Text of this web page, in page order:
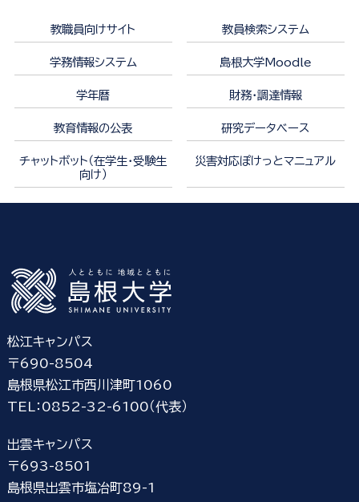
教職員向けサイト 教員検索システム
学務情報システム 島根大学Moodle
学年暦 財務・調達情報
教育情報の公表 研究データベース
チャットボット（在学生・受験生
向け）
災害対応ぽけっとマニュアル
松江キャンパス
〒690-8504
島根県松江市西川津町1060
TEL：0852-32-6100（代表）
出雲キャンパス
〒693-8501
島根県出雲市塩冶町89-1